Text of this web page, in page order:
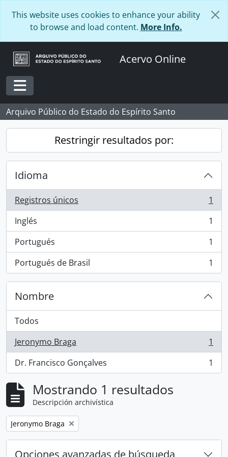
This website uses cookies to enhance your ability
to browse and load content. More Info.
Acervo Online
Toggle navigation
Arquivo Público do Estado do Espírito Santo
Restringir resultados por:
Idioma
Registros únicos
, 1 resultados
1
Inglés
, 1 resultados
1
Portugués
, 1 resultados
1
Portugués de Brasil
, 1 resultados 1
Nombre
Todos
Jeronymo Braga
, 1 resultados
1
Dr. Francisco Gonçalves
, 1 resultados 1
Mostrando 1 resultados
Descripción archivística
Remove filter:
Jeronymo Braga
Opciones avanzadas de búsqueda